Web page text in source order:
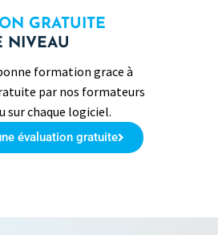
GRATUITE
NIVEAU
formation grace à
par nos formateurs
sur chaque logiciel.
évaluation gratuite